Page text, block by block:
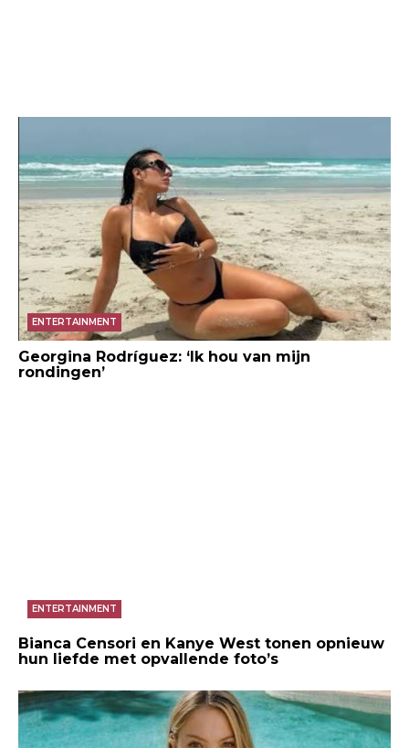
ENTERTAINMENT
Georgina Rodríguez: ‘Ik hou van mijn
rondingen’
ENTERTAINMENT
Bianca Censori en Kanye West tonen opnieuw
hun liefde met opvallende foto’s